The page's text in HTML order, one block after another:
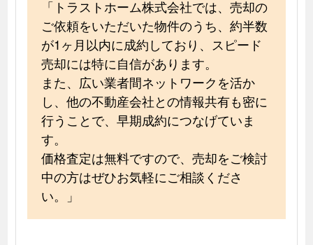
「トラストホーム株式会社では、売却の
ご依頼をいただいた物件のうち、約半数
が1ヶ月以内に成約しており、スピード
売却には特に自信があります。
また、広い業者間ネットワークを活か
し、他の不動産会社との情報共有も密に
行うことで、早期成約につなげていま
す。
価格査定は無料ですので、売却をご検討
中の方はぜひお気軽にご相談くださ
い。」